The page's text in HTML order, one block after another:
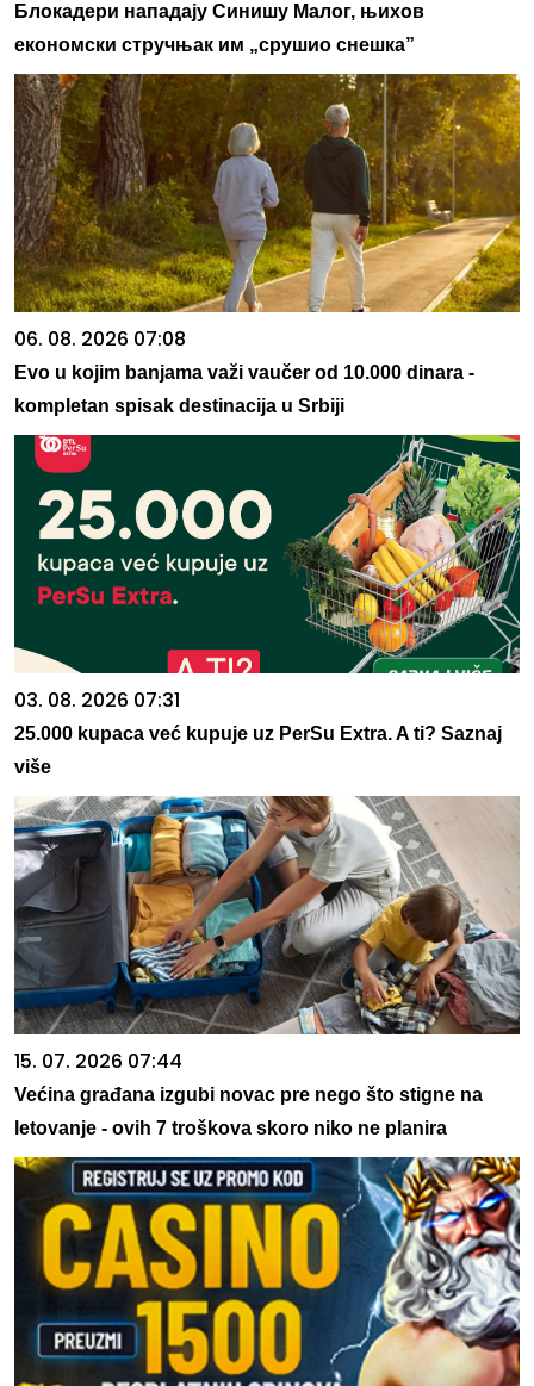
Блокадери нападају Синишу Малог, њихов
економски стручњак им „срушио снешка”
06. 08. 2026 07:08
Evo u kojim banjama važi vaučer od 10.000 dinara -
kompletan spisak destinacija u Srbiji
03. 08. 2026 07:31
25.000 kupaca već kupuje uz PerSu Extra. A ti? Saznaj
više
15. 07. 2026 07:44
Većina građana izgubi novac pre nego što stigne na
letovanje - ovih 7 troškova skoro niko ne planira